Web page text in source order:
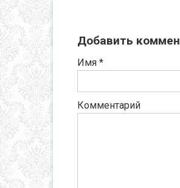
Добавить
Имя *
Комментарий